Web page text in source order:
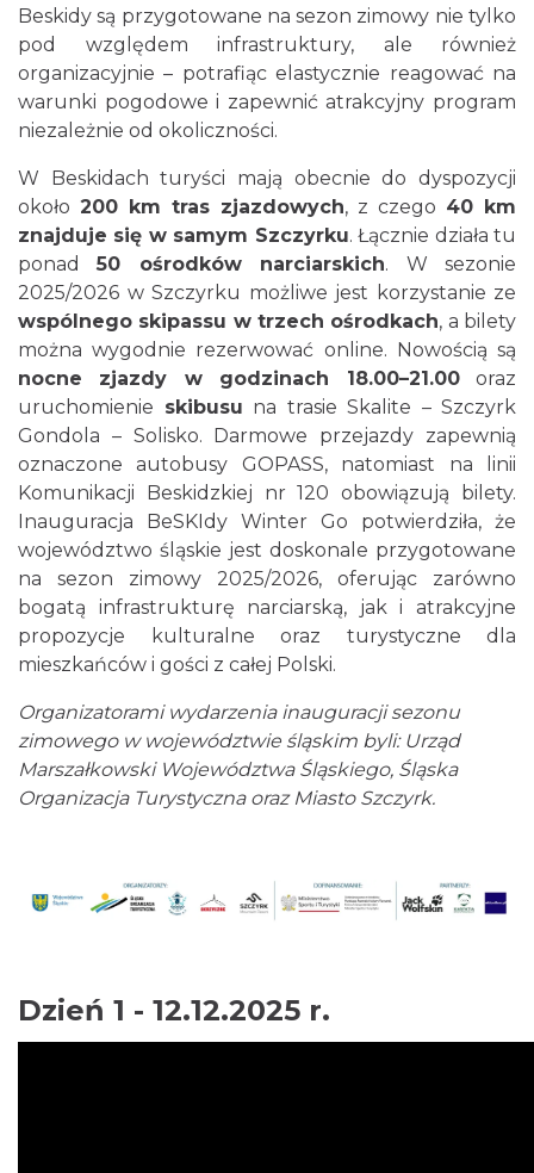
Beskidy są przygotowane na sezon zimowy nie tylko
pod względem infrastruktury, ale również
organizacyjnie – potrafiąc elastycznie reagować na
warunki pogodowe i zapewnić atrakcyjny program
niezależnie od okoliczności.
W Beskidach turyści mają obecnie do dyspozycji
około 200 km tras zjazdowych, z czego 40 km
znajduje się w samym Szczyrku. Łącznie działa tu
ponad50 ośrodków narciarskich. W sezonie
2025/2026 w Szczyrku możliwe jest korzystanie ze
wspólnego skipassu w trzech ośrodkach, a bilety
można wygodnie rezerwować online. Nowością są
nocne zjazdy w godzinach 18.00–21.00oraz
uruchomienie skibusu na trasie Skalite – Szczyrk
Gondola – Solisko. Darmowe przejazdy zapewnią
oznaczone autobusy GOPASS, natomiast na linii
Komunikacji Beskidzkiej nr 120 obowiązują bilety.
Inauguracja BeSKIdy Winter Go potwierdziła, że
województwo śląskie jest doskonale przygotowane
na sezon zimowy 2025/2026, oferując zarówno
bogatą infrastrukturę narciarską, jak i atrakcyjne
propozycje kulturalne oraz turystyczne dla
mieszkańców i gości z całej Polski.
Organizatorami wydarzenia inauguracji sezonu
zimowego w województwie śląskim byli: Urząd
Marszałkowski Województwa Śląskiego, Śląska
Organizacja Turystyczna oraz Miasto Szczyrk.
Dzień 1 - 12.12.2025 r.